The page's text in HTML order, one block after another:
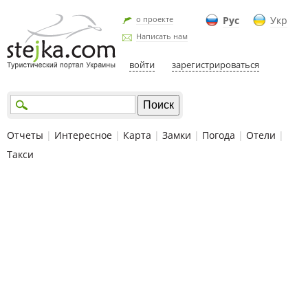
Рус Укр
о проекте
Написать нам
войти зарегистрироваться
Отчеты | Интересное | Карта | Замки | Погода | Отели |
Такси